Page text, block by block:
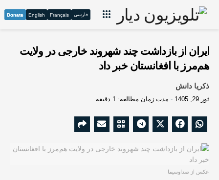
فارسی Français
English
Donate
ایران از بازداشت چند شهروند خارجی در ولایت
هم‌مرز با افغانستان خبر داد
ذکریا دانش
ثور 29, 1405 مدت زمان مطالعه: 1 دقیقه
عکس از صداوسیما